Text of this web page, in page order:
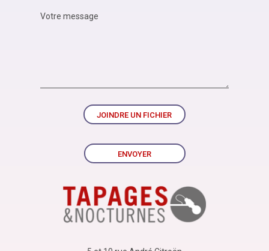
JOINDRE UN FICHIER
ENVOYER